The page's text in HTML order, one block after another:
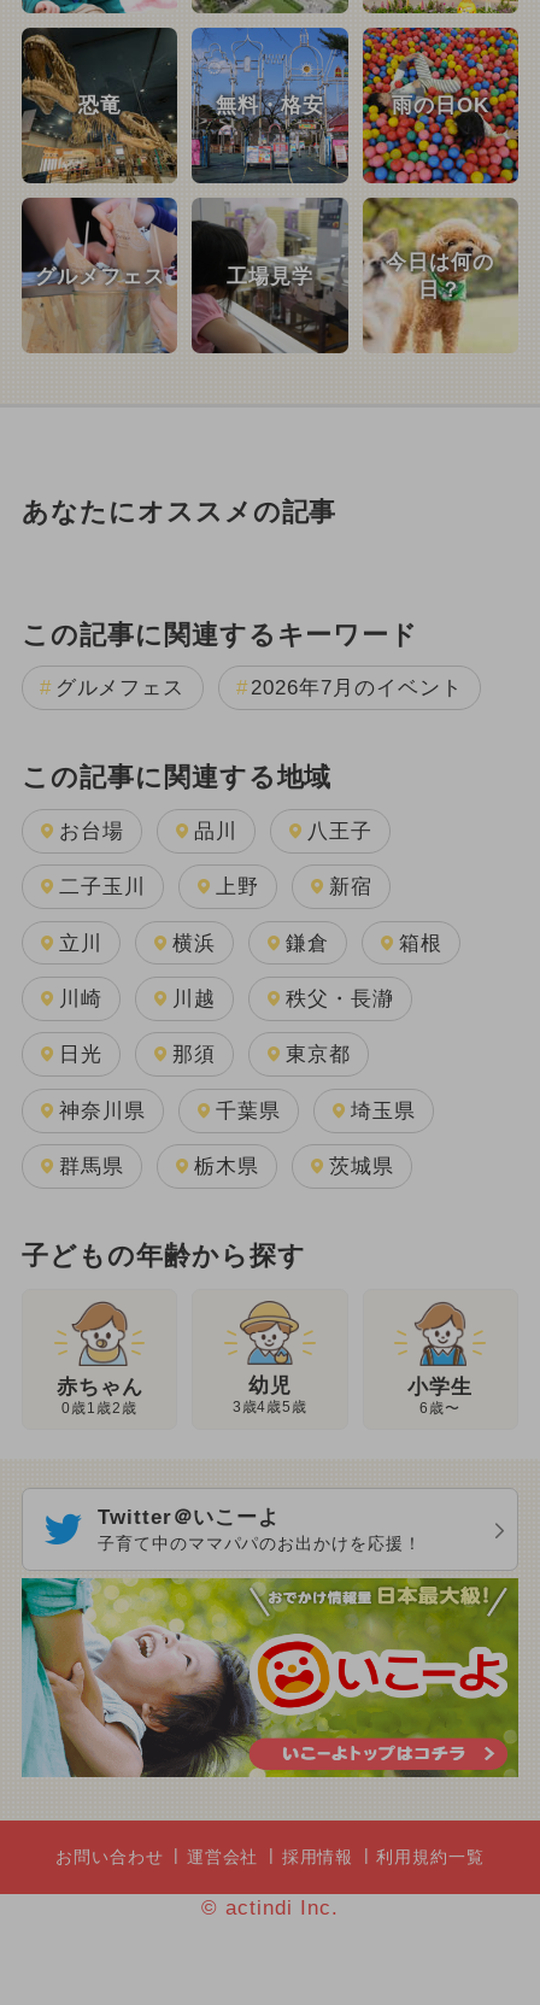
恐竜 無料・格安 雨の日OK
グルメフェス 工場見学
今日は何の
日？
あなたにオススメの記事
この記事に関連するキーワード
グルメフェス 2026年7月のイベント
この記事に関連する地域
お台場 品川 八王子
二子玉川 上野 新宿
立川 横浜 鎌倉 箱根
川崎 川越 秩父・長瀞
日光 那須 東京都
神奈川県 千葉県 埼玉県
群馬県 栃木県 茨城県
子どもの年齢から探す
赤ちゃん
0歳1歳2歳
幼児
3歳4歳5歳
小学生
6歳〜
Twitter＠いこーよ
子育て中のママパパのお出かけを応援！
お問い合わせ 運営会社 採用情報 利用規約一覧
© actindi Inc.